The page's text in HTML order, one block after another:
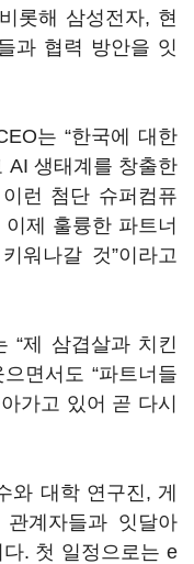
롯해 삼성전자, 현
과 협력 방안을 잇
는 “한국에 대한
AI 생태계를 창출한
런 첨단 슈퍼컴퓨
제 훌륭한 파트너
워나갈 것”이라고
“제 삼겹살과 치킨
면서도 “파트너들
가고 있어 곧 다시
와 대학 연구진, 게
계자들과 잇달아
다. 첫 일정으로는 e